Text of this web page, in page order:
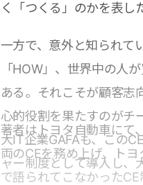
く「つくる」のかを表し
一方で、意外と知られて
「HOW」、世界中の人
ある。それこそが顧客志
心的役割を果たすのがチ
大IT企業GAFAも、この
ャー制度として導入し、
著者はトヨタ自動車にて
両のCEを務め上げ、ト
で語られてこなかった